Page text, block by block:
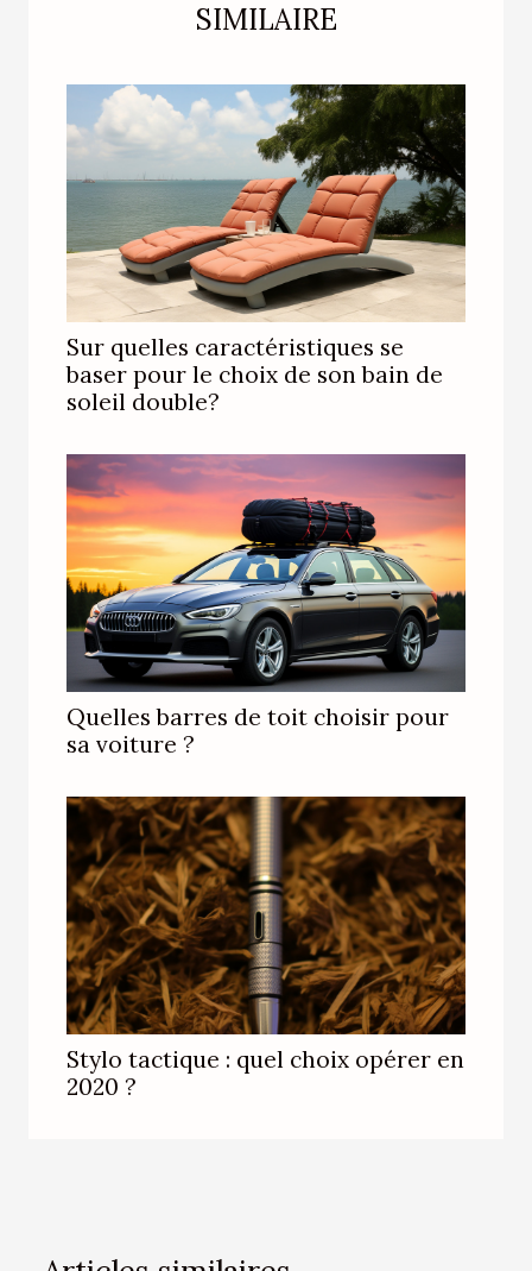
SIMILAIRE
Sur quelles caractéristiques se
baser pour le choix de son bain de
soleil double?
Quelles barres de toit choisir pour
sa voiture ?
Stylo tactique : quel choix opérer en
2020 ?